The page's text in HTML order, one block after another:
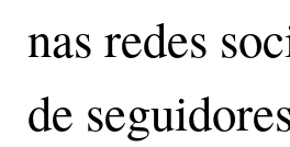
nas redes
de